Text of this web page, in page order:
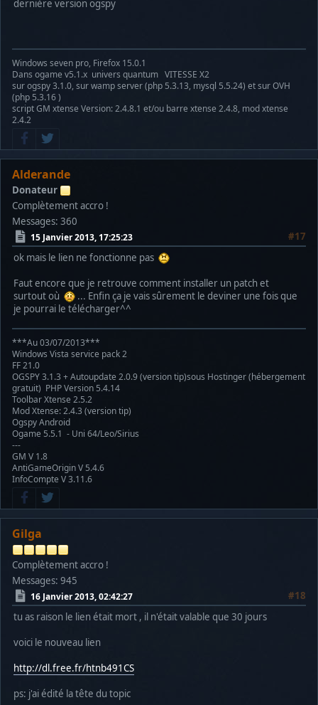
dernière version ogspy
Windows seven pro, Firefox 15.0.1
Dans ogame v5.1.x univers quantum VITESSE X2
sur ogspy 3.1.0, sur wamp server (php 5.3.13, mysql 5.5.24) et sur OVH
(php 5.3.16 )
script GM xtense Version: 2.4.8.1 et/ou barre xtense 2.4.8, mod xtense
2.4.2
Alderande
Donateur
Complètement accro !
Messages: 360
15 Janvier 2013, 17:25:23
#17
ok mais le lien ne fonctionne pas
Faut encore que je retrouve comment installer un patch et
surtout où
... Enfin ça je vais sûrement le deviner une fois que
je pourrai le télécharger^^
***Au 03/07/2013***
Windows Vista service pack 2
FF 21.0
OGSPY 3.1.3 + Autoupdate 2.0.9 (version tip)sous Hostinger (hébergement
gratuit) PHP Version 5.4.14
Toolbar Xtense 2.5.2
Mod Xtense: 2.4.3 (version tip)
Ogspy Android
Ogame 5.5.1 - Uni 64/Leo/Sirius
---
GM V 1.8
AntiGameOrigin V 5.4.6
InfoCompte V 3.11.6
Gilga
Complètement accro !
Messages: 945
16 Janvier 2013, 02:42:27
#18
tu as raison le lien était mort , il n'était valable que 30 jours
voici le nouveau lien
http://dl.free.fr/htnb491CS
ps: j'ai édité la tête du topic